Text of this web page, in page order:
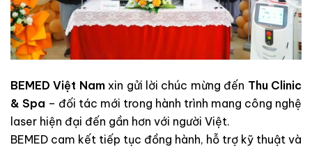
BEMED Việt Namxin gửi lời chúc mừng đến Thu Clinic
& Spa – đối tác mới trong hành trình mang công nghệ
laser hiện đại đến gần hơn với người Việt.
BEMED cam kết tiếp tục đồng hành, hỗ trợ kỹ thuật và